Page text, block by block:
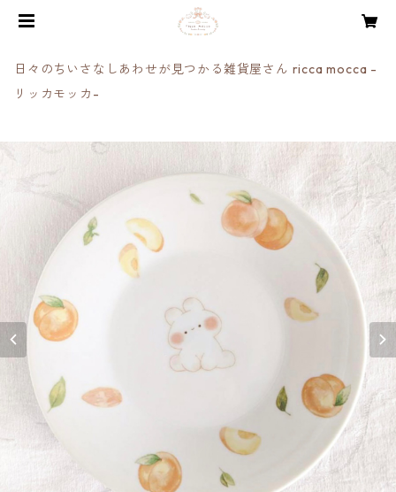
日々のちいさなしあわせが見つかる雑貨屋さん ricca mocca -
リッカモッカ-